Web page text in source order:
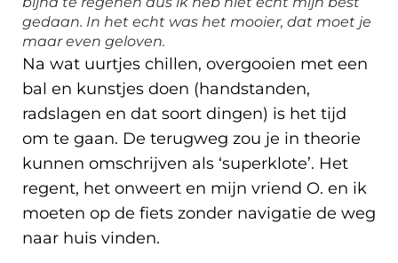
gedaan. In het echt was het mooier, dat moet je
maar even geloven.
Na wat uurtjes chillen, overgooien met een
bal en kunstjes doen (handstanden,
radslagen en dat soort dingen) is het tijd
om te gaan. De terugweg zou je in theorie
kunnen omschrijven als ‘superklote’. Het
regent, het onweert en mijn vriend O. en ik
moeten op de fiets zonder navigatie de weg
naar huis vinden.